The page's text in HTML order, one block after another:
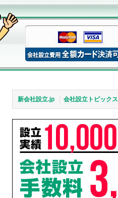
新会社設立.jp 会社設立トピックス